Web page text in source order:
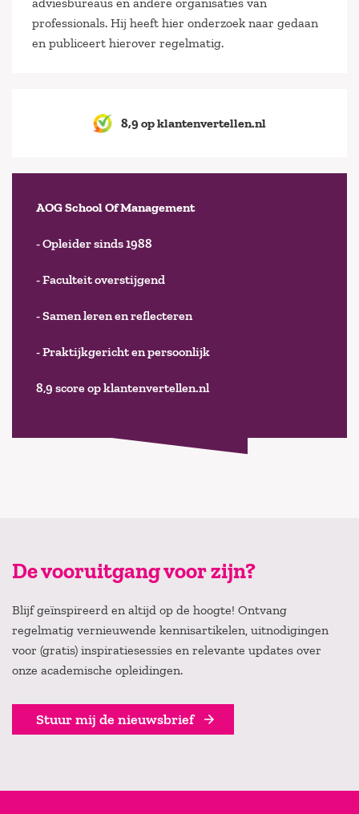
professionals. Hij heeft hier onderzoek naar gedaan
en publiceert hierover regelmatig.
8,9 op klantenvertellen.nl
AOG School Of Management
- Opleider sinds 1988
- Faculteit overstijgend
- Samen leren en reflecteren
- Praktijkgericht en persoonlijk
8,9 score op klantenvertellen.nl
De vooruitgang voor zijn?
Blijf geïnspireerd en altijd op de hoogte! Ontvang
regelmatig vernieuwende kennisartikelen, uitnodigingen
voor (gratis) inspiratiesessies en relevante updates over
onze academische opleidingen.
Stuur mij de nieuwsbrief